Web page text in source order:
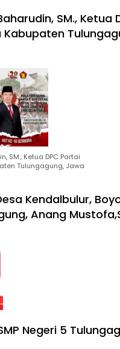
SM., Ketua
Kabupaten
SM., Ketua DPC Partai
Tulungagung, Jawa
Kendalbulur,
Anang
Negeri 5